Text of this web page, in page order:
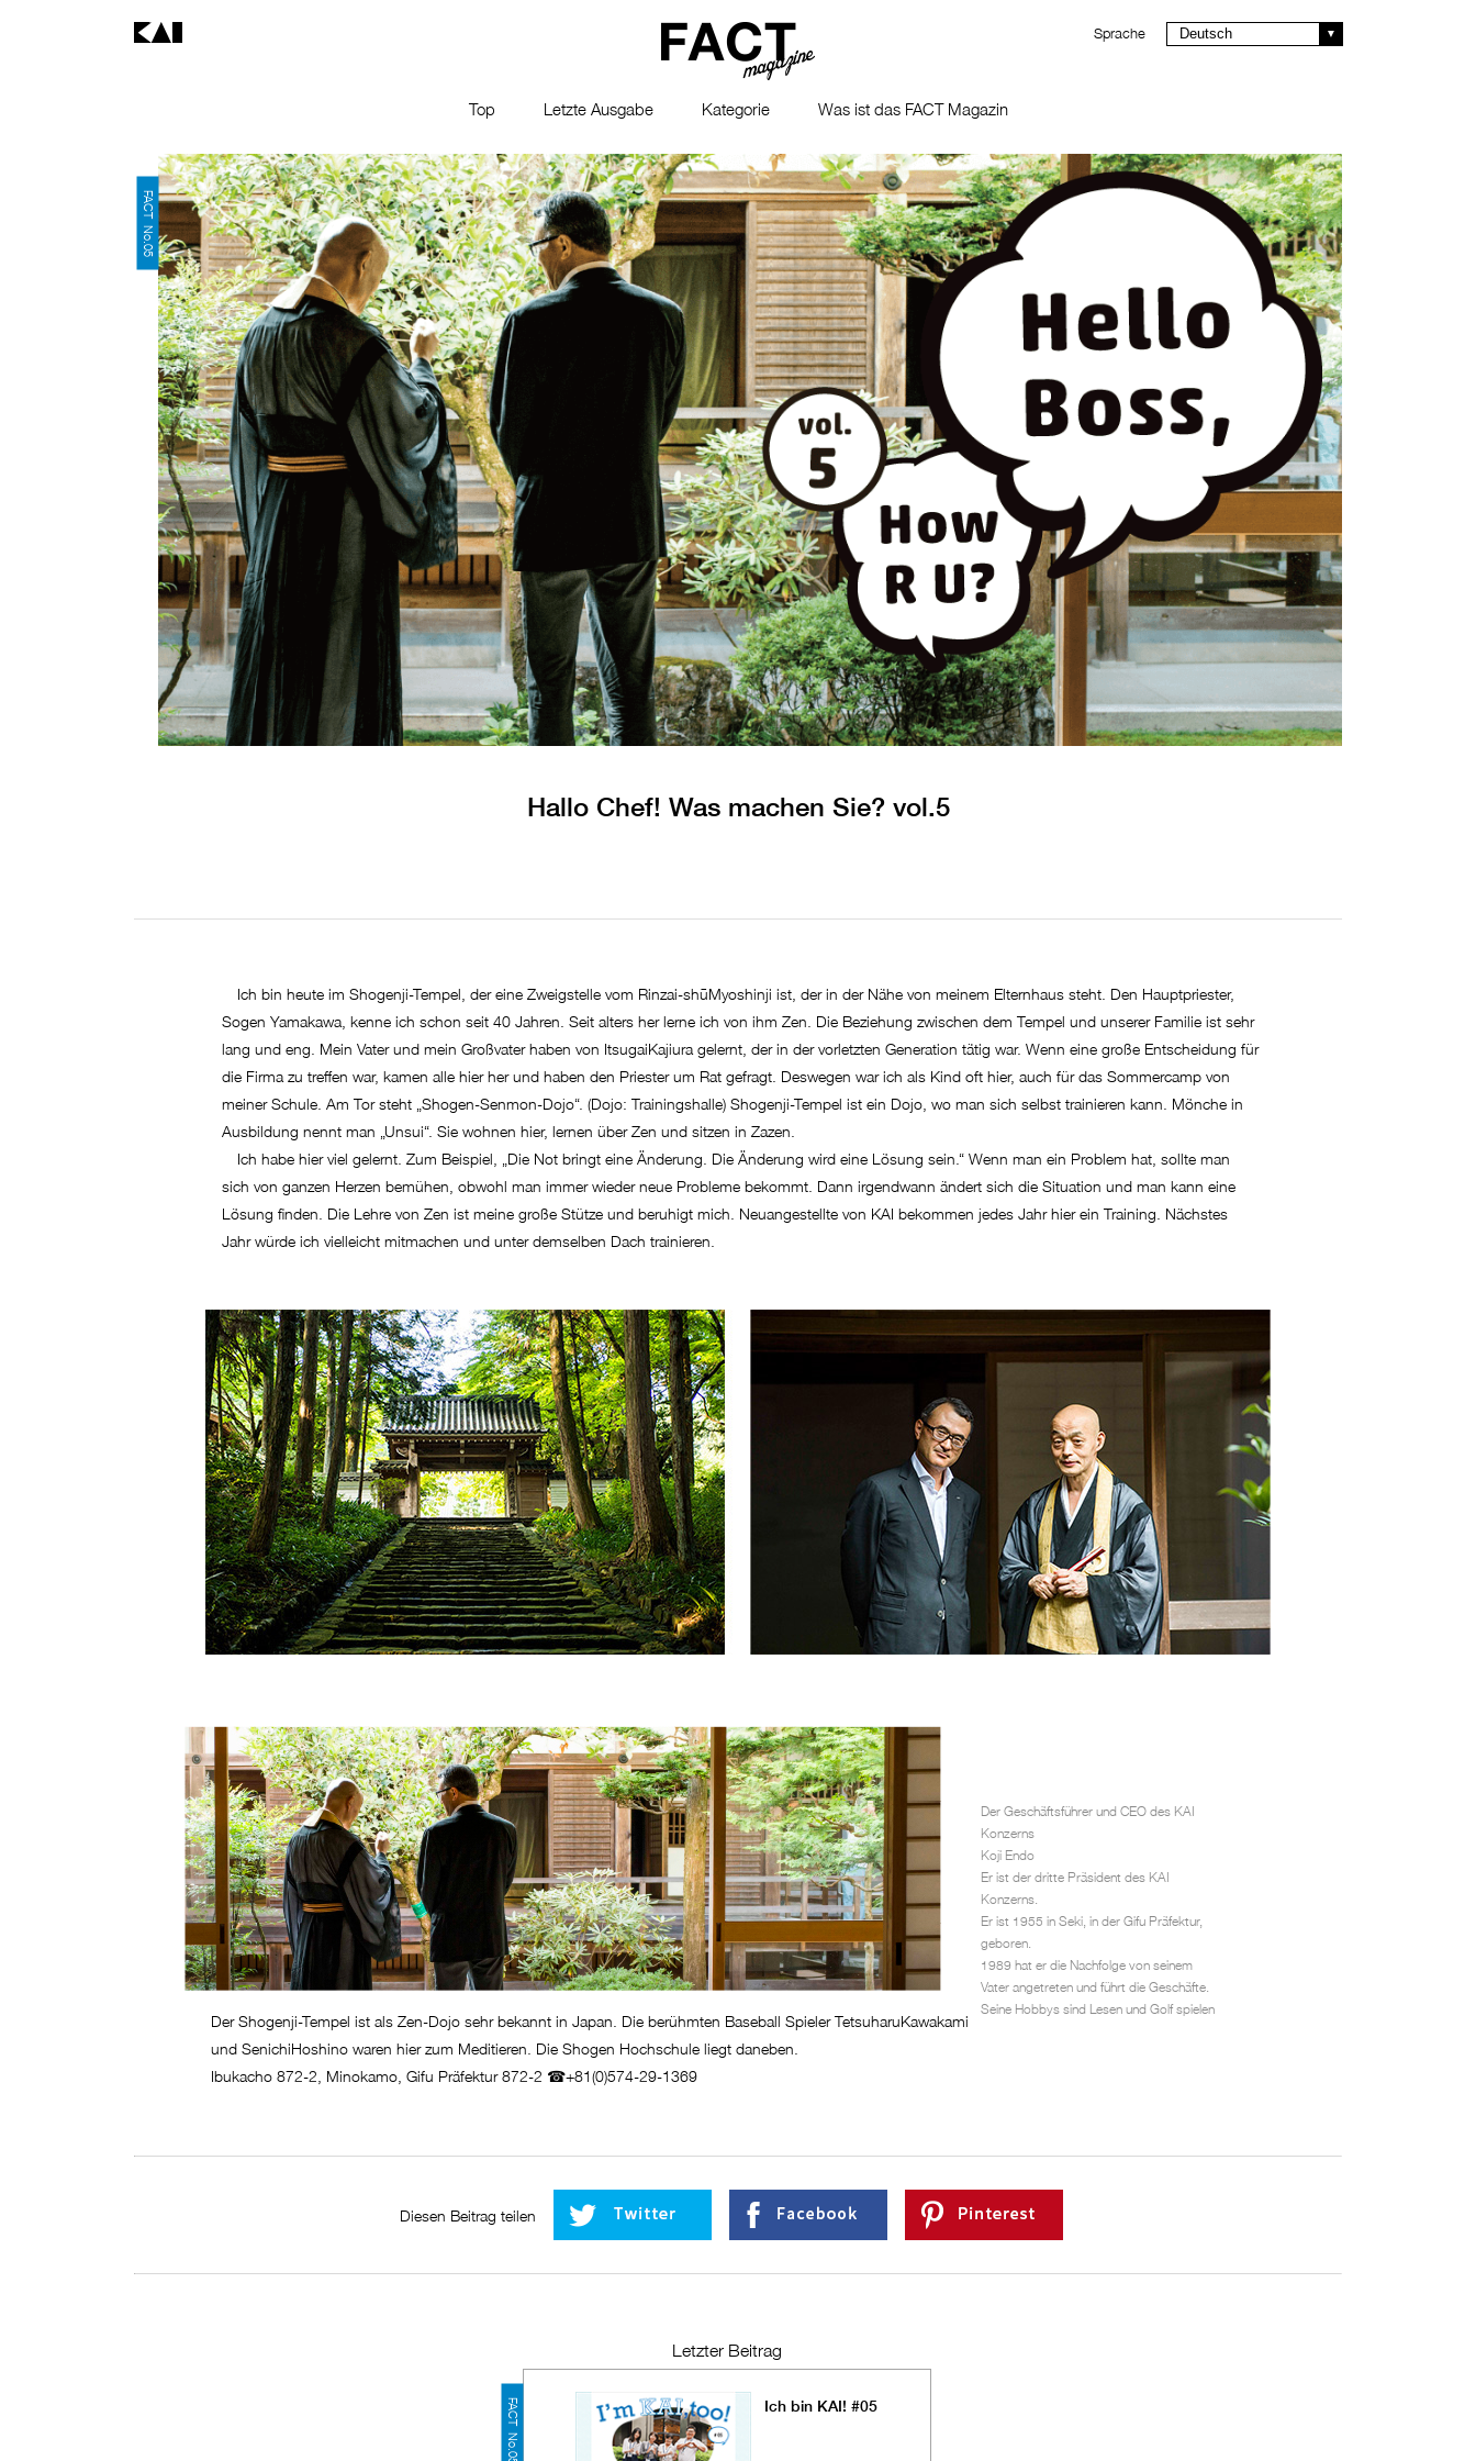
Sprache Deutsch
Top Letzte Ausgabe Kategorie Was ist das FACT Magazin
FACT No.05
Hallo Chef! Was machen Sie? vol.5
Ich bin heute im Shogenji-Tempel, der eine Zweigstelle vom Rinzai-shūMyoshinji ist, der in der Nähe von meinem Elternhaus steht. Den Hauptpriester,
Sogen Yamakawa, kenne ich schon seit 40 Jahren. Seit alters her lerne ich von ihm Zen. Die Beziehung zwischen dem Tempel und unserer Familie ist sehr
lang und eng. Mein Vater und mein Großvater haben von ItsugaiKajiura gelernt, der in der vorletzten Generation tätig war. Wenn eine große Entscheidung für
die Firma zu treffen war, kamen alle hier her und haben den Priester um Rat gefragt. Deswegen war ich als Kind oft hier, auch für das Sommercamp von
meiner Schule. Am Tor steht „Shogen-Senmon-Dojo“. (Dojo: Trainingshalle) Shogenji-Tempel ist ein Dojo, wo man sich selbst trainieren kann. Mönche in
Ausbildung nennt man „Unsui“. Sie wohnen hier, lernen über Zen und sitzen in Zazen.
Ich habe hier viel gelernt. Zum Beispiel, „Die Not bringt eine Änderung. Die Änderung wird eine Lösung sein.“ Wenn man ein Problem hat, sollte man
sich von ganzen Herzen bemühen, obwohl man immer wieder neue Probleme bekommt. Dann irgendwann ändert sich die Situation und man kann eine
Lösung finden. Die Lehre von Zen ist meine große Stütze und beruhigt mich. Neuangestellte von KAI bekommen jedes Jahr hier ein Training. Nächstes
Jahr würde ich vielleicht mitmachen und unter demselben Dach trainieren.
Der Shogenji-Tempel ist als Zen-Dojo sehr bekannt in Japan. Die berühmten Baseball Spieler TetsuharuKawakami
und SenichiHoshino waren hier zum Meditieren. Die Shogen Hochschule liegt daneben.
Ibukacho 872-2, Minokamo, Gifu Präfektur 872-2 ☎+81(0)574-29-1369
Der Geschäftsführer und CEO des KAI
Konzerns
Koji Endo
Er ist der dritte Präsident des KAI
Konzerns.
Er ist 1955 in Seki, in der Gifu Präfektur,
geboren.
1989 hat er die Nachfolge von seinem
Vater angetreten und führt die Geschäfte.
Seine Hobbys sind Lesen und Golf spielen
Diesen Beitrag teilen
Letzter Beitrag
Ich bin KAI! #05
FACT No.05